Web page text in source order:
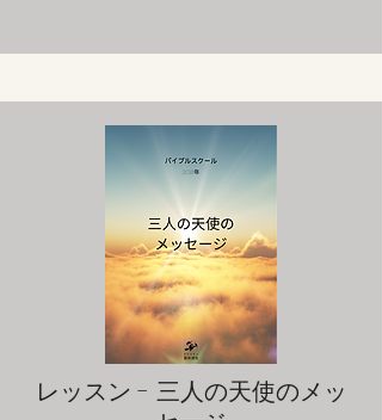
レッスン - 三人の天使のメッ